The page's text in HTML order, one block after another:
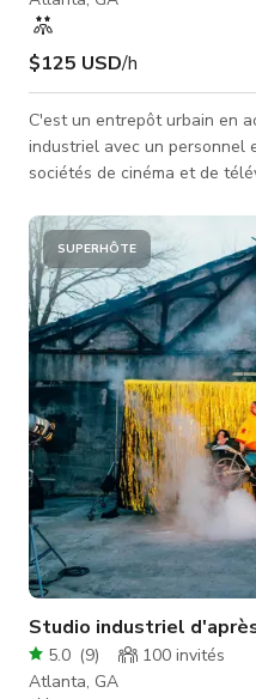
$125 USD/h
C'est un entrepôt urbain en
industriel avec un personnel
sociétés de cinéma et de
affaire. Palettes de
transpalettes, espace bureau
excellent et très sûr dans le
places de parking pour
cars, e
SUPERHÔTE
Studio industriel
5.0 (9) 100 invités
Atlanta, GA